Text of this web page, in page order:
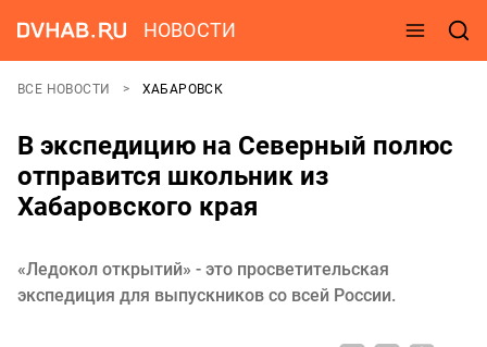
НОВОСТИ
ВСЕ НОВОСТИ ХАБАРОВСК
В экспедицию на Северный полюс
отправится школьник из
Хабаровского края
«Ледокол открытий» - это просветительская
экспедиция для выпускников со всей России.